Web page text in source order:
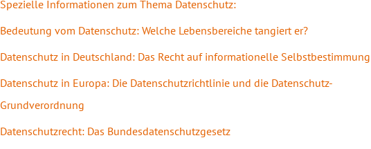
Spezielle Informationen zum Thema Datenschutz:
Bedeutung vom Datenschutz: Welche Lebensbereiche tangiert er?
Datenschutz in Deutschland: Das Recht auf informationelle Selbstbestimmung
Datenschutz in Europa: Die Datenschutzrichtlinie und die Datenschutz-
Grundverordnung
Datenschutzrecht: Das Bundesdatenschutzgesetz